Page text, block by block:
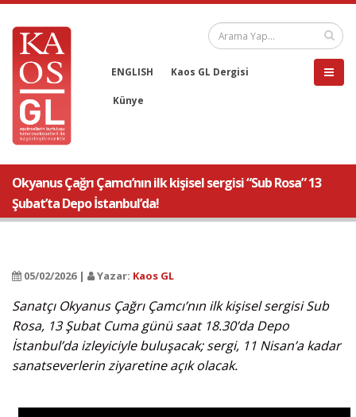
ENGLISH Kaos GL Dergisi
Künye
Okyanus Çağrı Çamcı’nın ilk kişisel sergisi “Sub Rosa” 13
Şubat’ta Depo İstanbul’da!
05/02/2026 | Yazar: Kaos GL
Sanatçı Okyanus Çağrı Çamcı’nın ilk kişisel sergisi Sub
Rosa, 13 Şubat Cuma günü saat 18.30’da Depo
İstanbul’da izleyiciyle buluşacak; sergi, 11 Nisan’a kadar
sanatseverlerin ziyaretine açık olacak.